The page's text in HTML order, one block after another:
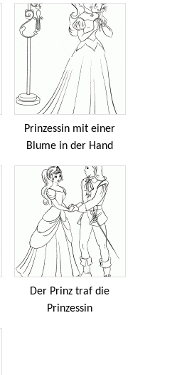
Prinzessin mit einer
Blume in der Hand
Der Prinz traf die
Prinzessin